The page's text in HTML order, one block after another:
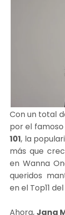
Con un total
por el
101, la
más que
en Wanna
queridos
en el Top11
Ahora, Jang